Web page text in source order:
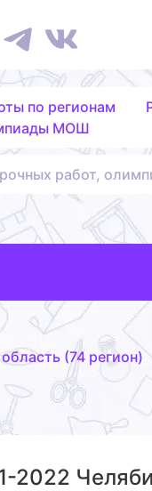
по регионам
МОШ
работ,
(74 регион)